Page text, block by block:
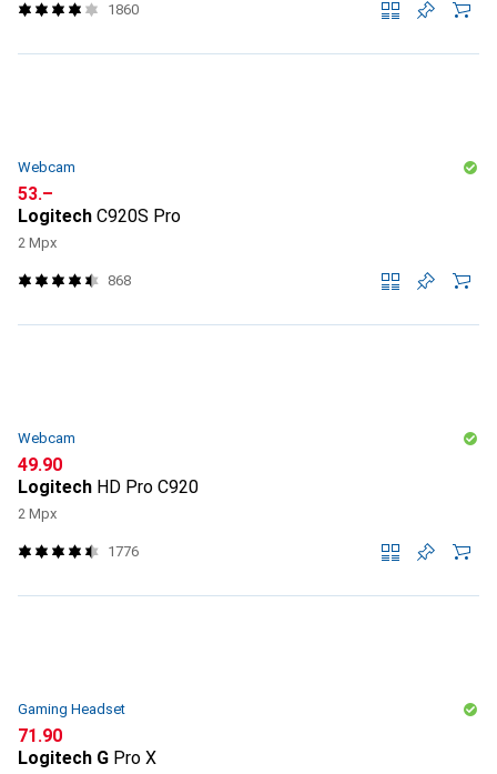
1860
Webcam
CHF
53.–
Logitech C920S Pro
2 Mpx
868
Webcam
CHF
49.90
Logitech HD Pro C920
2 Mpx
1776
Gaming Headset
CHF
71.90
Logitech G Pro X